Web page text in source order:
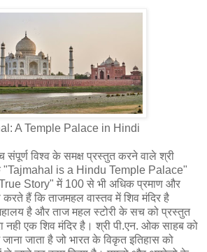
A Temple Palace in Hindi
विश्व के समक्ष प्रस्तुत करने वाले श्री
"Tajmahal is a Hindu Temple Palace"
Story" में 100 से भी अधिक प्रमाण और
करते हैं कि ताजमहल वास्तव में शिव मंदिर है
है और ताज महल स्टोरी के सच को प्रस्तुत
नही एक शिव मंदिर है। श्री पी.एन. ओक साहब को
जाता है जो भारत के विकृत इतिहास को